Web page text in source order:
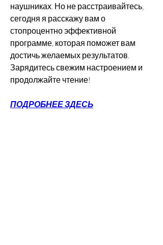
наушниках. Но не расстраивайтесь,
сегодня я расскажу вам о
стопроцентно эффективной
программе, которая поможет вам
достичь желаемых результатов.
Зарядитесь свежим настроением и
продолжайте чтение!
ПОДРОБНЕЕ ЗДЕСЬ